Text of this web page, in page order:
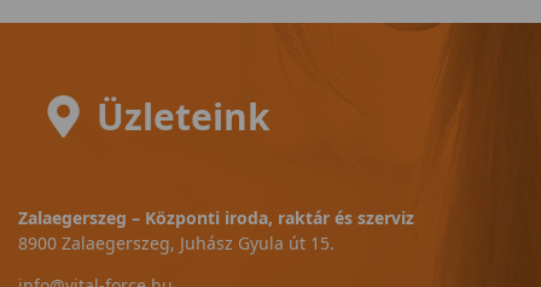
Üzleteink
Zalaegerszeg – Központi iroda, raktár és szerviz
8900 Zalaegerszeg, Juhász Gyula út 15.